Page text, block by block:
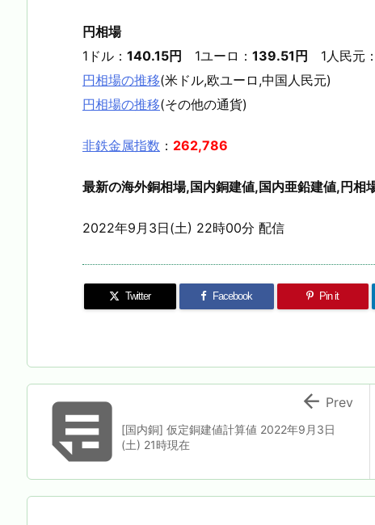
円相場
1ドル： 140.15円 1ユーロ： 139.51円 1人民元：
円相場の推移(米ドル,欧ユーロ,中国人民元)
円相場の推移(その他の通貨)
非鉄金属指数 ： 262,786
最新の海外銅相場,国内銅建値,国内亜鉛建値,円相
2022年9月3日(土) 22時00分 配信
Twitter Facebook Pin it
[国内銅] 仮定銅建値計算値 2022年9月3日
(土) 21時現在
 Prev